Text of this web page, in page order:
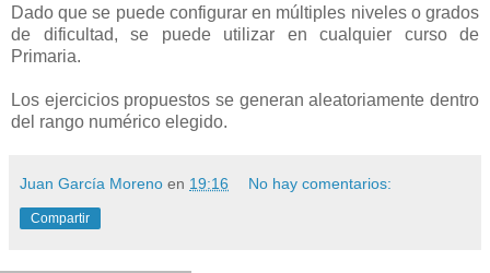
Dado que se puede configurar en múltiples niveles o grados
de dificultad, se puede utilizar en cualquier curso de
Primaria.
Los ejercicios propuestos se generan aleatoriamente dentro
del rango numérico elegido.
Juan García Moreno en 19:16 No hay comentarios:
Compartir